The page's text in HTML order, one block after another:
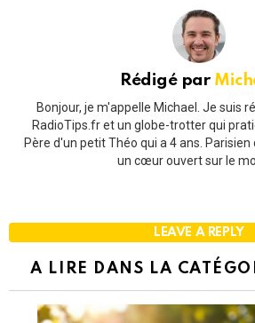
Rédigé par
Bonjour, je m'appelle Michael. Je suis
RadioTips.fr et un globe-trotter qui
Père d'un petit Théo qui a 4 ans.
un cœur ouvert sur le
LEAVE A REPLY
A LIRE DANS LA